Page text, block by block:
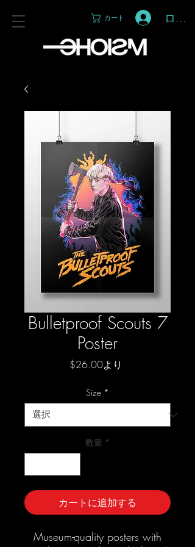
カート ログイ
Bulletproof Scouts 7
Poster
$26.00より
価
Size *
数量 *
カートに追加する
Museum-quality posters with